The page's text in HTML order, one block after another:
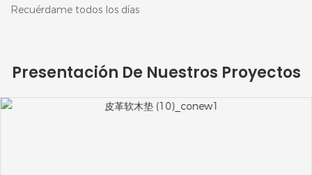
Recuérdame todos los días
Presentación De Nuestros Proyectos